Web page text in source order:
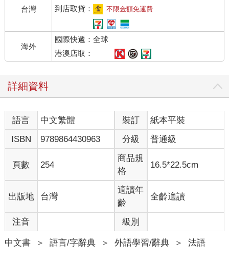
台灣
到店取貨：
不限金額免運費
海外
國際快遞：全球
港澳店取：
詳細資料
語言 中文繁體 裝訂
紙本平裝
ISBN
9789864430963 分級 普通級
頁數 254
商品規
格
16.5*22.5cm
出版地 台灣
適讀年
齡
全齡適讀
注音 級別
中文書 ＞ 語言/字辭典 ＞ 外語學習/辭典 ＞ 法語